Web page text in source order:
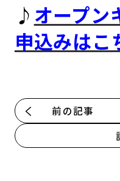
♪ オープン
申込みは
前の記事